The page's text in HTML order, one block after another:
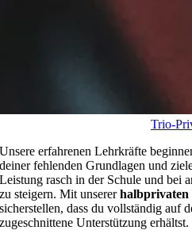
Trio-
Unsere erfahrenen Lehrkräfte
deiner fehlenden Grundlagen und
Leistung rasch in der Schule und bei
zu steigern. Mit unsererhalbprivaten
sicherstellen, dass du vollständig auf
zugeschnittene Unterstützung erhältst.